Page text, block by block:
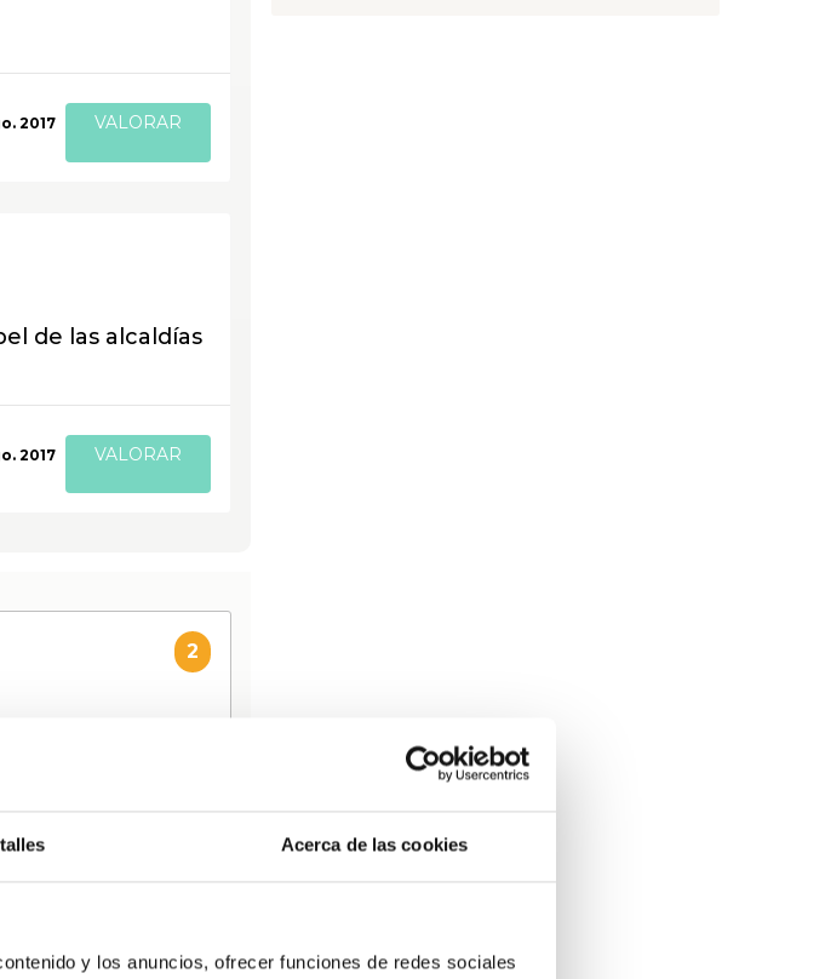
Acerca de las cookies
y los anuncios, ofrecer funciones de redes sociales
2017 VALORAR
de las alcaldías
2017 VALORAR
2
¿Por que el PNV
Apoyos